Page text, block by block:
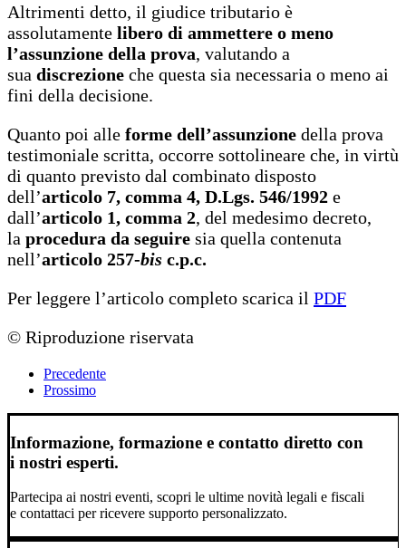
Altrimenti detto, il giudice tributario è
assolutamente libero di ammettere o meno
l’assunzione della prova, valutando a
sua discrezione che questa sia necessaria o meno ai
fini della decisione.
Quanto poi alle forme dell’assunzione della prova
testimoniale scritta, occorre sottolineare che, in virtù
di quanto previsto dal combinato disposto
dell’articolo 7, comma 4, D.Lgs. 546/1992 e
dall’articolo 1, comma 2, del medesimo decreto,
la procedura da seguire sia quella contenuta
nell’articolo 257-bis c.p.c.
Per leggere l’articolo completo scarica il PDF
© Riproduzione riservata
Precedente
Prossimo
Informazione, formazione e contatto diretto con
i nostri esperti.
Partecipa ai nostri eventi, scopri le ultime novità legali e fiscali
e contattaci per ricevere supporto personalizzato.